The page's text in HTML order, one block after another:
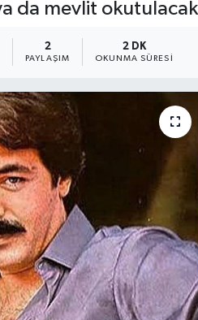
da mevlit
2
PAYLAŞIM
2 DK
OKUNMA SÜRESI